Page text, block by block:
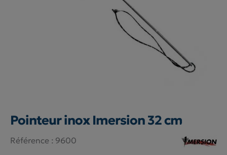
Pointeur inox Imersion 32 cm
Référence : 9600